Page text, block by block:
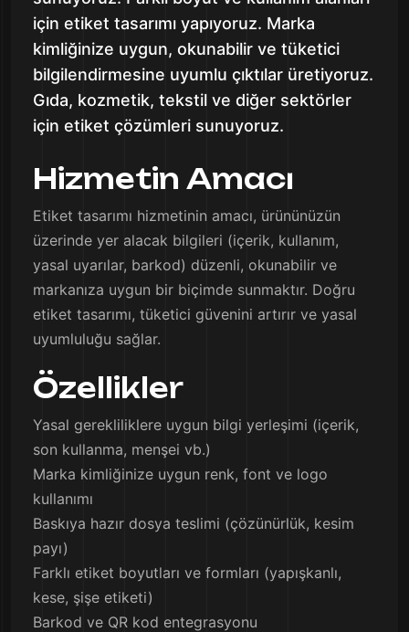
için etiket tasarımı yapıyoruz. Marka
kimliğinize uygun, okunabilir ve tüketici
bilgilendirmesine uyumlu çıktılar üretiyoruz.
Gıda, kozmetik, tekstil ve diğer sektörler
için etiket çözümleri sunuyoruz.
Hizmetin Amacı
Etiket tasarımı hizmetinin amacı, ürününüzün
üzerinde yer alacak bilgileri (içerik, kullanım,
yasal uyarılar, barkod) düzenli, okunabilir ve
markanıza uygun bir biçimde sunmaktır. Doğru
etiket tasarımı, tüketici güvenini artırır ve yasal
uyumluluğu sağlar.
Özellikler
Yasal gerekliliklere uygun bilgi yerleşimi (içerik,
son kullanma, menşei vb.)
Marka kimliğinize uygun renk, font ve logo
kullanımı
Baskıya hazır dosya teslimi (çözünürlük, kesim
payı)
Farklı etiket boyutları ve formları (yapışkanlı,
kese, şişe etiketi)
Barkod ve QR kod entegrasyonu